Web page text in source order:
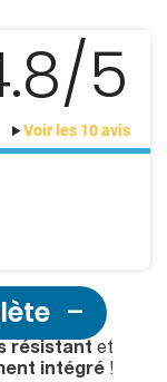
5
Voir les 10 avis
résistant et
intégré !